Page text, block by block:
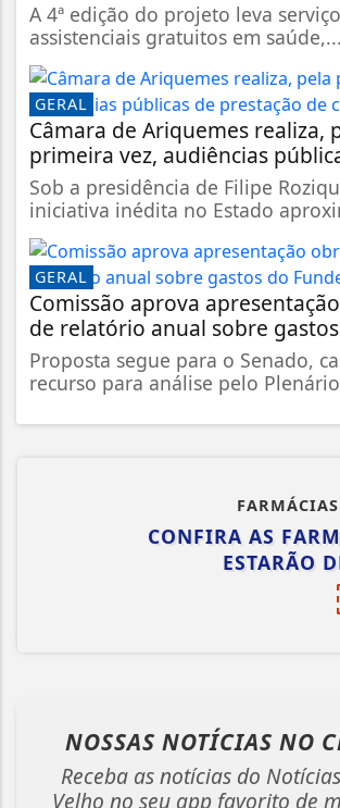
A 4ª edição do projeto leva
assistenciais gratuitos em saúde,...
GERAL
Câmara de Ariquemes realiza,
primeira vez, audiências
Sob a presidência de Filipe
iniciativa inédita no Estado
GERAL
Comissão aprova
de relatório anual sobre
Proposta segue para o Senado,
recurso para análise pelo Plenário
CONFIRA AS
ESTARÃO
NOSSAS NOTÍCIAS NO
Receba as notícias do
Velho no seu app favorito de